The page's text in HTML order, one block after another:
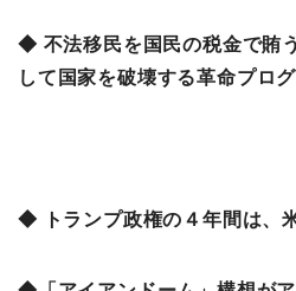
◆ 不法移民を国民の税金で賄
して国家を破壊する革命プロ
◆ トランプ政権の４年間は、